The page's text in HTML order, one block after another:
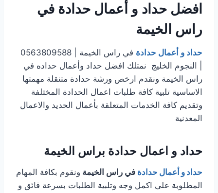
افضل حداد و أعمال حدادة في
راس الخيمة
حداد و أعمال حدادة
في راس الخيمة | 0563809588
| النجوم الخليج نمتلك افضل حداد وأعمال حداده في
راس الخيمة ونقدم ارخص ورشة حدادة متنقلة مهمتها
الاساسية تلبية كافة طلبات اعمال الحدادة المختلفة
وتقديم كافة الخدمات المتعلقة بأعمال الحديد والاعمال
المعدنية
حداد و اعمال حدادة براس الخيمة
حداد و أعمال حدادة في راس الخيمة ونقوم بكافة المهام
المطلوبة على اكمل وجه وتلبية الطلبات بسرعة فائق و